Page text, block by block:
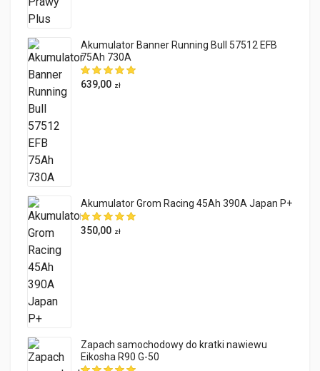
Akumulator Banner Running Bull 57512 EFB
75Ah 730A
639,00 zł
Akumulator Grom Racing 45Ah 390A Japan P+
350,00 zł
Zapach samochodowy do kratki nawiewu
Eikosha R90 G-50